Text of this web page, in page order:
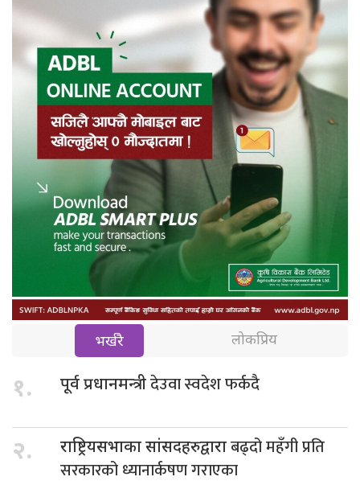
भर्खरै लोकप्रिय
१. पूर्व प्रधानमन्त्रीदेउवा स्वदेश फर्कदै
२. राष्ट्रियसभाका सांसदहरुद्वाराबढ्दो महँगी प्रति
सरकारको ध्यानार्कषण गराएका